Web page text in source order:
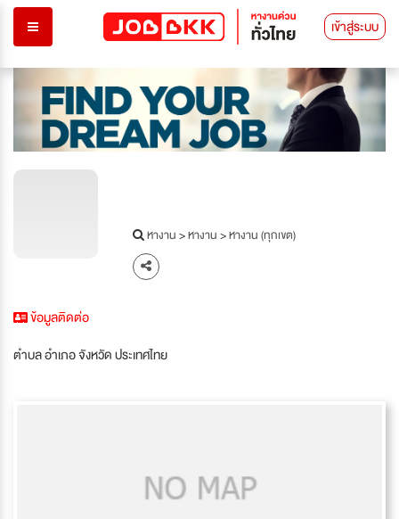
เข้าสู่ระบบ
หางาน>หางาน>หางาน (ทุกเขต)
ข้อมูลติดต่อ
ตำบล อำเภอ จังหวัด ประเทศไทย